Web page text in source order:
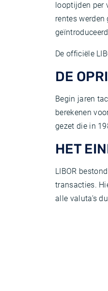
looptijden per
rentes werden
De officiële
DE
Begin jaren
berekenen
gezet die in
HET
LIBOR
transacties.
alle valuta's